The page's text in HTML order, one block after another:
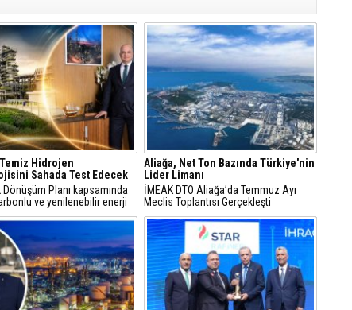
Hidrojen
Sahada Test Edecek
Planı kapsamında
ve yenilenebilir enerji
odaklanan Tüpraş, temiz
teknolojileri alanında yenilikçi
öncülük ediyor.
Aliağa, Net Ton Bazında Türkiye'nin
Lider Limanı
İMEAK DTO Aliağa’da Temmuz Ayı
Meclis Toplantısı Gerçekleşti